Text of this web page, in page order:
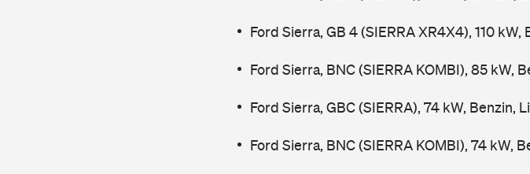
Ford Sierra, GB 4 (SIERRA XR4X4), 110
Ford Sierra, BNC (SIERRA KOMBI), 85 kW,
Ford Sierra, GBC (SIERRA), 74 kW, Benzin,
Ford Sierra, BNC (SIERRA KOMBI), 74 kW,